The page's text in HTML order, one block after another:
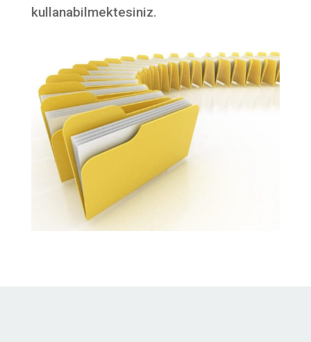
kullanabilmektesiniz.